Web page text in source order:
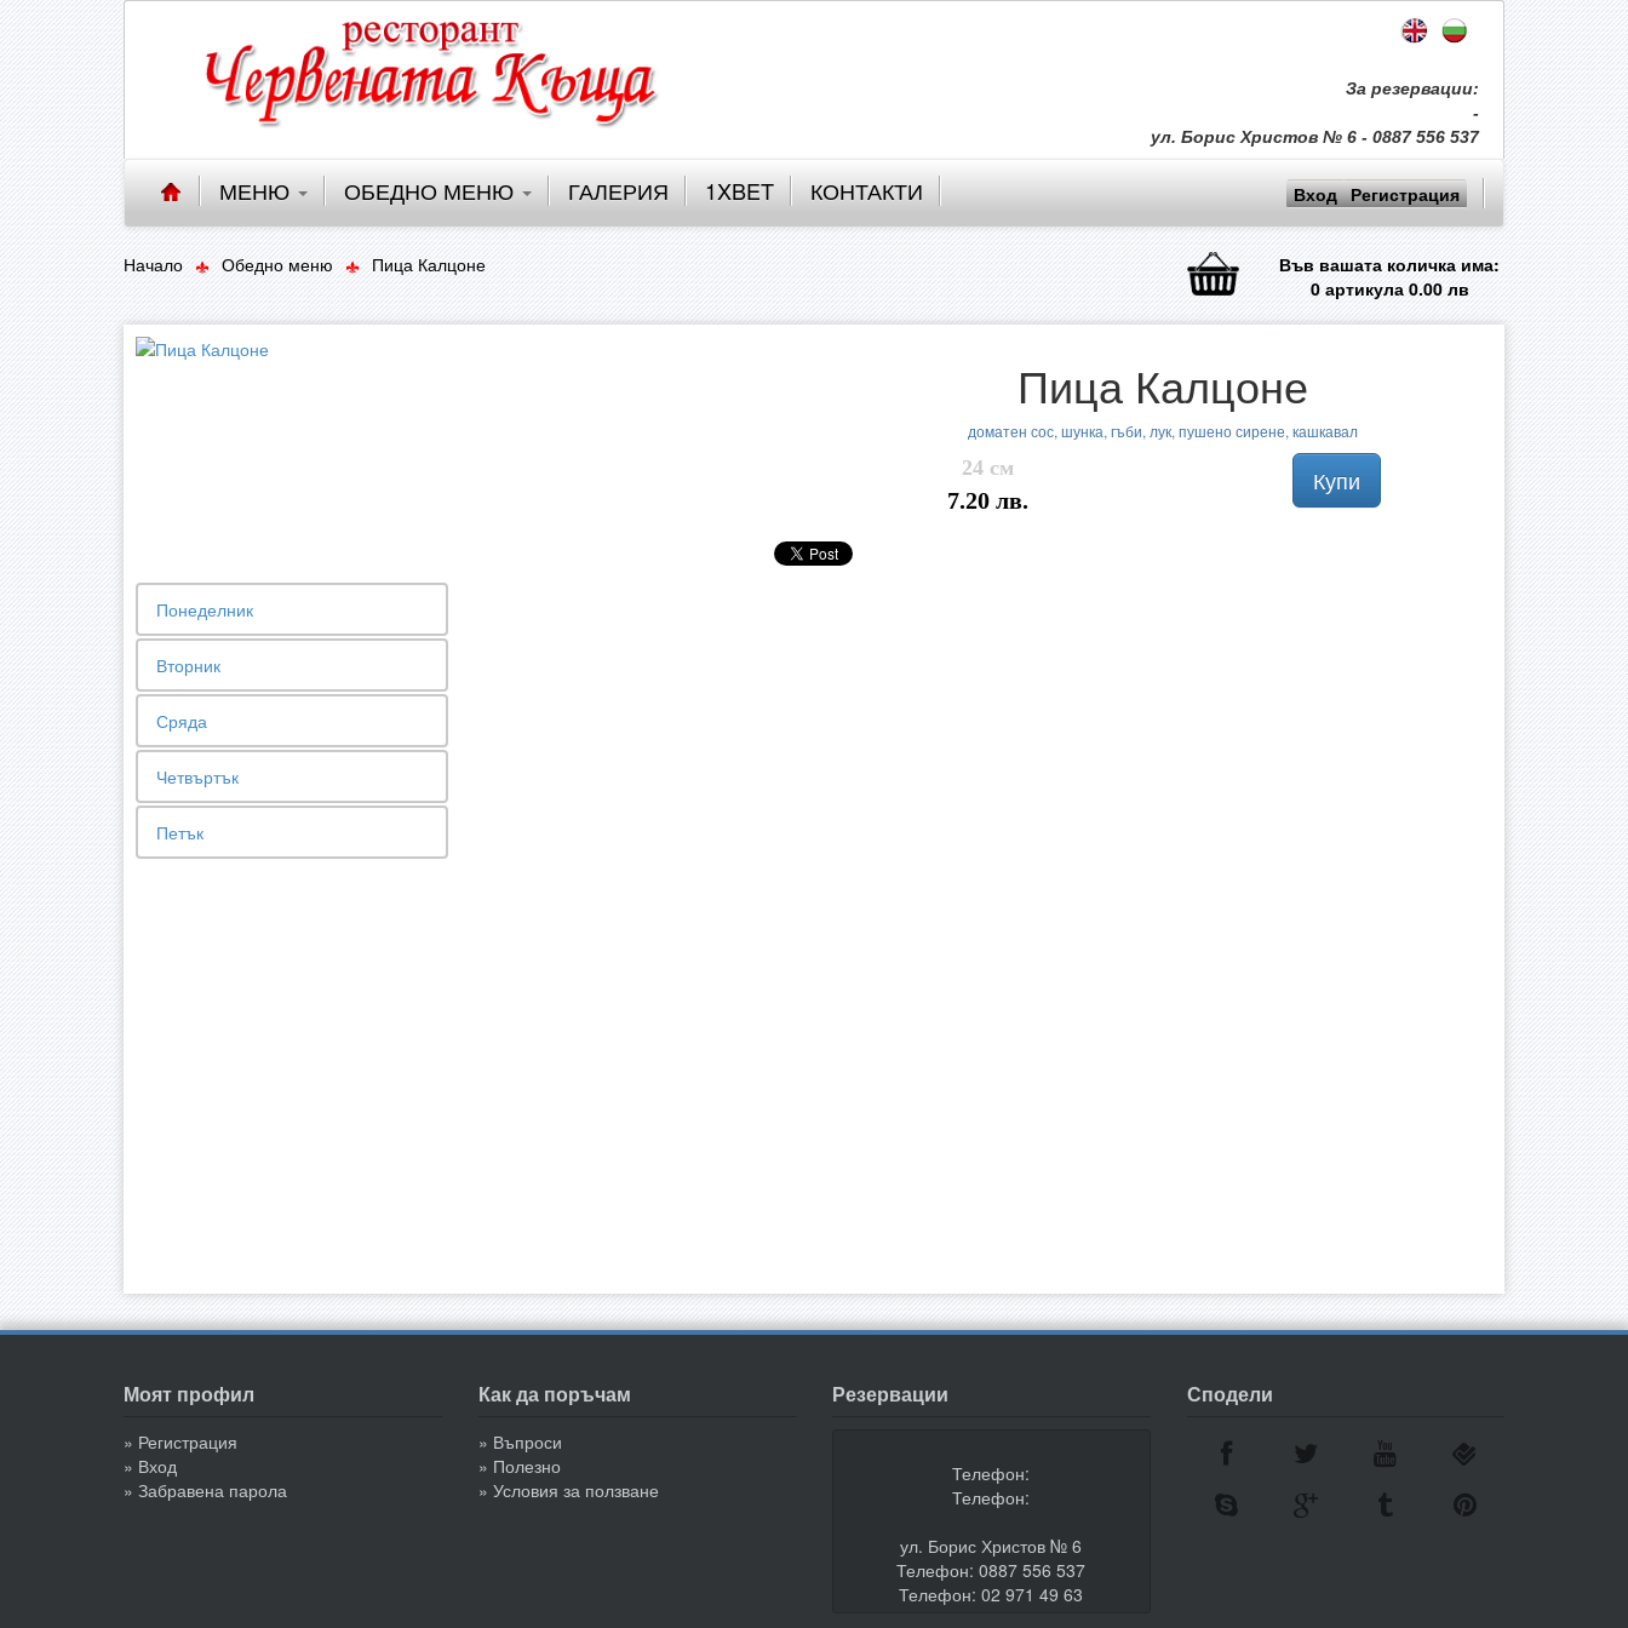
За резервации:
-
ул. Борис Христов № 6 - 0887 556 537
МЕНЮ ОБЕДНО МЕНЮ ГАЛЕРИЯ 1XBET КОНТАКТИ Вход Регистрация
Начало Обедно меню Пица Калцоне
Във вашата количка има:
0артикула0.00лв
Пица Калцоне
доматен сос, шунка, гъби, лук, пушено сирене, кашкавал
24 см
7.20 лв.
Купи
Понеделник
Вторник
Сряда
Четвъртък
Петък
Моят профил
» Регистрация
» Вход
» Забравена парола
Как да поръчам
» Въпроси
» Полезно
» Условия за ползване
Резервации
Телефон:
Телефон:
ул. Борис Христов № 6
Телефон: 0887 556 537
Телефон: 02 971 49 63
Сподели